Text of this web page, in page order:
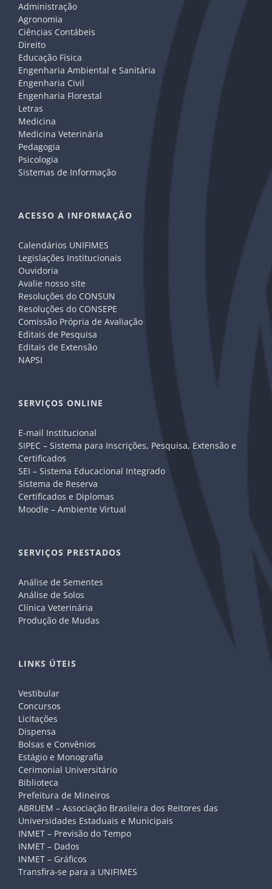
Administração
Agronomia
Ciências Contábeis
Direito
Educação Física
Engenharia Ambiental e Sanitária
Engenharia Civil
Engenharia Florestal
Letras
Medicina
Medicina Veterinária
Pedagogia
Psicologia
Sistemas de Informação
ACESSO A INFORMAÇÃO
Calendários UNIFIMES
Legislações Institucionais
Ouvidoria
Avalie nosso site
Resoluções do CONSUN
Resoluções do CONSEPE
Comissão Própria de Avaliação
Editais de Pesquisa
Editais de Extensão
NAPSI
SERVIÇOS ONLINE
E-mail Institucional
SIPEC – Sistema para Inscrições, Pesquisa, Extensão e
Certificados
SEI – Sistema Educacional Integrado
Sistema de Reserva
Certificados e Diplomas
Moodle – Ambiente Virtual
SERVIÇOS PRESTADOS
Análise de Sementes
Análise de Solos
Clínica Veterinária
Produção de Mudas
LINKS ÚTEIS
Vestibular
Concursos
Licitações
Dispensa
Bolsas e Convênios
Estágio e Monografia
Cerimonial Universitário
Biblioteca
Prefeitura de Mineiros
ABRUEM – Associação Brasileira dos Reitores das
Universidades Estaduais e Municipais
INMET – Previsão do Tempo
INMET – Dados
INMET – Gráficos
Transfira-se para a UNIFIMES